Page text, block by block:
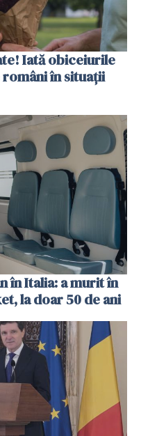
Iată obiceiurile
în situații
în Italia: a murit în
la doar 50 de ani